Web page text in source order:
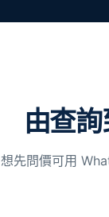
由查
想先問價可用